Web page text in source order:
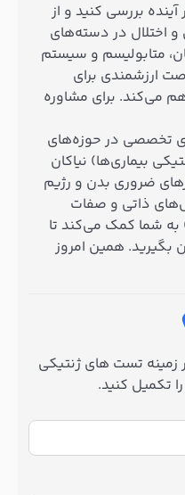
بررسی کنید و از
بیش از ۷۰ بیماری و اختلال در دسته‌های
متابولیسم و سیستم
ارزشمندی برای
می‌کند. برای مشاوره
تخصصی در حوزه‌های
بیماری‌ها) نیاکان
ضروری بدن و رژیم
ذاتی و صفات
به شما کمک می‌کند تا
بگیرید. همین امروز
زمینه تست های ژنتیکی
تکمیل کنید.